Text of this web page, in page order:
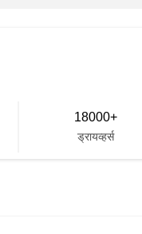
18000+
ड्रायव्हर्स